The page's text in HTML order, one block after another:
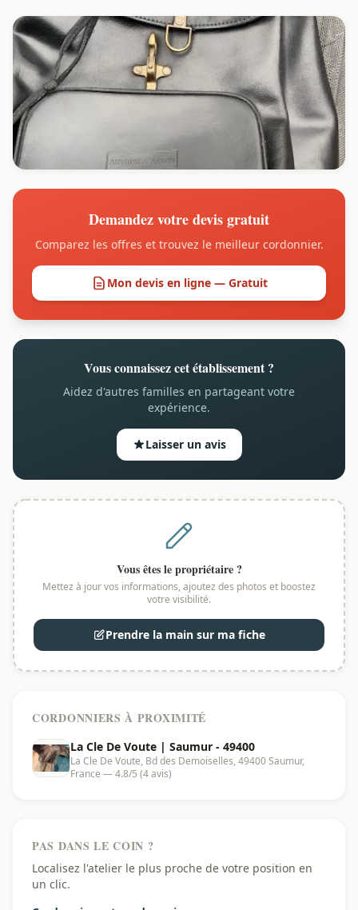
Demandez votre devis gratuit
Comparez les offres et trouvez le meilleur cordonnier.
Mon devis en ligne — Gratuit
Vous connaissez cet établissement ?
Aidez d'autres familles en partageant votre
expérience.
Laisser un avis
Vous êtes le propriétaire ?
Mettez à jour vos informations, ajoutez des photos et boostez
votre visibilité.
Prendre la main sur ma fiche
CORDONNIERS À PROXIMITÉ
La Cle De Voute | Saumur - 49400
La Cle De Voute, Bd des Demoiselles, 49400 Saumur,
France — 4.8/5 (4 avis)
PAS DANS LE COIN ?
Localisez l'atelier le plus proche de votre position en
un clic.